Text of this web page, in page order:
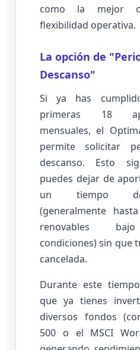
como la mejor
flexibilidad operativa.
La opción de
Descanso"
Si ya has
primeras 18
mensuales, el
permite solicitar
descanso. Esto
puedes dejar de
un tiempo
(generalmente
renovables
condiciones) sin que
cancelada.
Durante este
que ya tienes
diversos fondos
500 o el MSCI